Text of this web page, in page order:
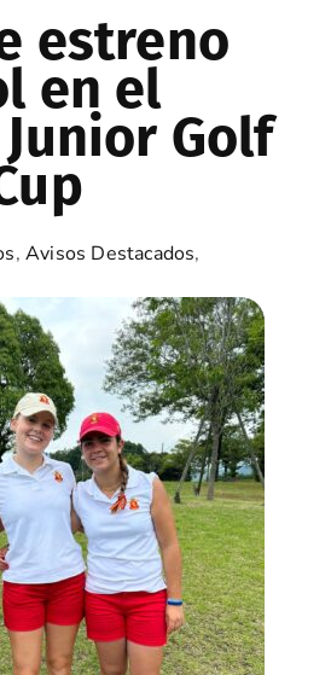
estreno
en el
Golf
,Avisos Destacados,